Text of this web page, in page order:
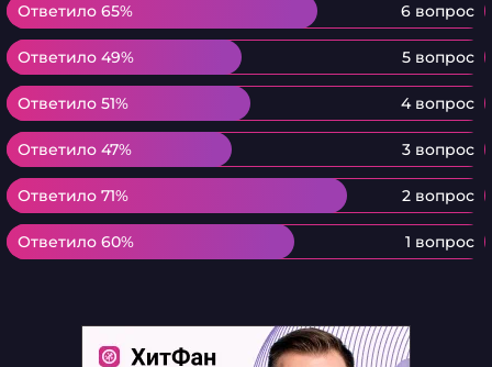
Ответило 65% 6 вопрос
Ответило 65%
Ответило 49% 5 вопрос
Ответило 49%
Ответило 51% 4 вопрос
Ответило 51%
Ответило 47% 3 вопрос
Ответило 47%
Ответило 71% 2 вопрос
Ответило 71%
Ответило 60% 1 вопрос
Ответило 60%